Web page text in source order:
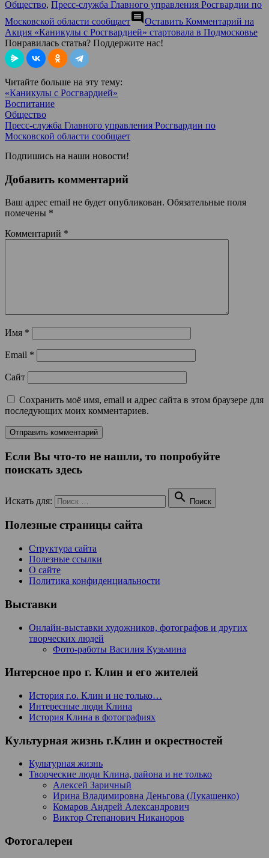
Общество, Пресс-служба Главного управления Росгвардии по
Московской области сообщаетcomment Оставить Комментарий на
Акция «Каникулы с Росгвардией» стартовала в Подмосковье
Понравилась статья? Поддержите нас!
Читайте больше на эту тему:
«Каникулы с Росгвардией»
Воспитание
Общество
Пресс-служба Главного управления Росгвардии по
Московской области сообщает
Подпишись на наши новости!
Добавить комментарий
Ваш адрес email не будет опубликован. Обязательные поля
помечены *
Комментарий *
Имя *
Email *
Сайт
Сохранить моё имя, email и адрес сайта в этом браузере для
последующих моих комментариев.
Если Вы что-то не нашли, то попробуйте
поискать здесь
Искать для:  Поиск
Полезные страницы сайта
Структура сайта
Полезные ссылки
О сайте
Политика конфиденциальности
Выставки
Онлайн-выставки художников, фотографов и других
творческих людей
Фото-работы Василия Кузьмина
Интерсное про г. Клин и его жителей
История г.о. Клин и не только…
Интересные люди Клина
История Клина в фотографиях
Культурная жизнь г.Клин и окрестностей
Культурная жизнь
Творческие люди Клина, района и не только
Алексей Заричный
Ирина Владимировна Деньгова (Лукашенко)
Комаров Андрей Александрович
Виктор Степанович Никаноров
Фотогалереи